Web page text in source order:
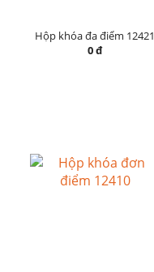
Hộp khóa đa điểm 12421
0 đ